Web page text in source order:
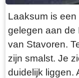
Laaksum is
gelegen aan de
van Stavoren.
zijn smalst. Je
duidelijk liggen.